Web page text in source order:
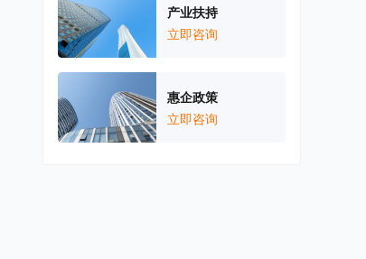
产业扶持
立即咨询
惠企政策
立即咨询